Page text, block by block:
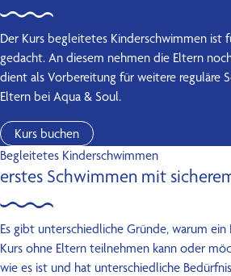
Der Kurs begleitetes Kinderschwimmen ist
gedacht. An diesem nehmen die Eltern
dient als Vorbereitung für weitere reguläre
Eltern bei Aqua & Soul.
Kurs buchen
Begleitetes Kinderschwimmen
erstes Schwimmen mit
Es gibt unterschiedliche Gründe, warum
Kurs ohne Eltern teilnehmen kann oder
wie es ist und hat unterschiedliche